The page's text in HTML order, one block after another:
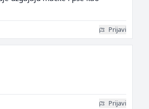
Prijavi
Prijavi